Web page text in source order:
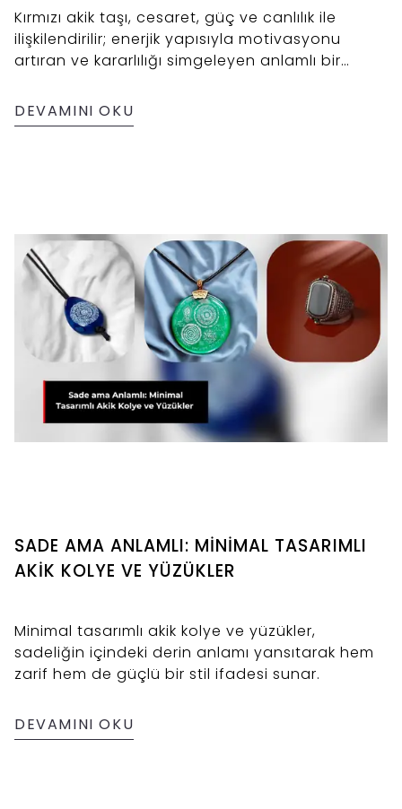
Kırmızı akik taşı, cesaret, güç ve canlılık ile
ilişkilendirilir; enerjik yapısıyla motivasyonu
artıran ve kararlılığı simgeleyen anlamlı bir
DEVAMINI OKU
SADE AMA ANLAMLI: MİNİMAL TASARIMLI
AKİK KOLYE VE YÜZÜKLER
Minimal tasarımlı akik kolye ve yüzükler,
sadeliğin içindeki derin anlamı yansıtarak hem
zarif hem de güçlü bir stil ifadesi sunar.
DEVAMINI OKU